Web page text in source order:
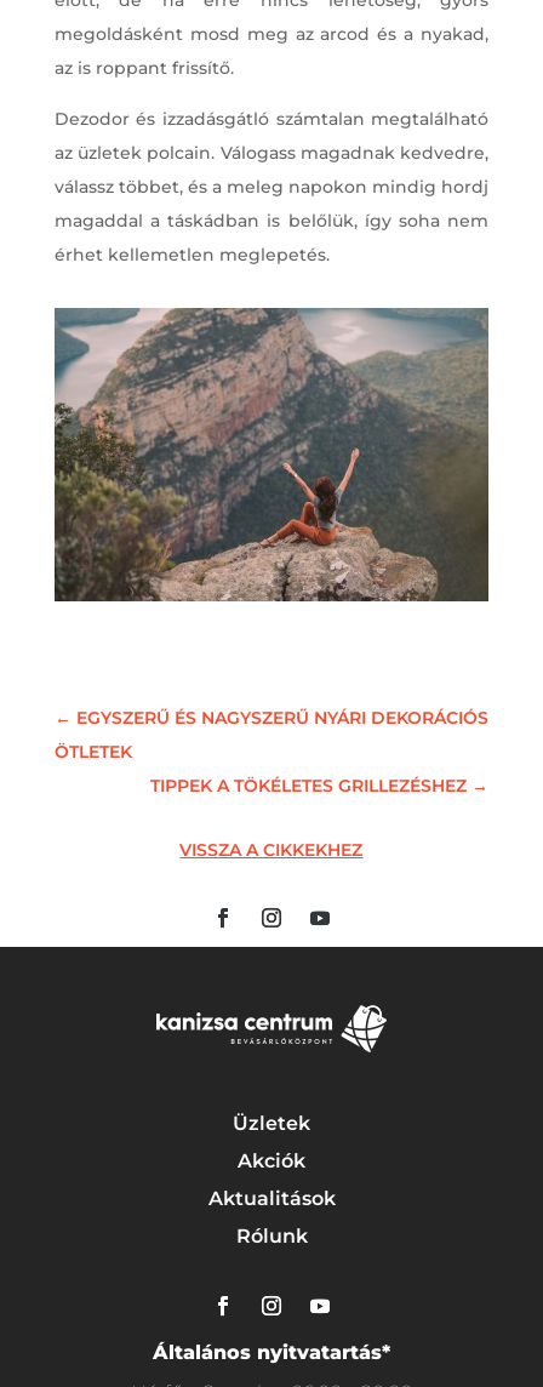
megoldásként mosd meg az arcod és a nyakad,
az is roppant frissítő.
Dezodor és izzadásgátló számtalan megtalálható
az üzletek polcain. Válogass magadnak kedvedre,
válassz többet, és a meleg napokon mindig hordj
magaddal a táskádban is belőlük, így soha nem
érhet kellemetlen meglepetés.
← EGYSZERŰ ÉS NAGYSZERŰ NYÁRI DEKORÁCIÓS
ÖTLETEK
TIPPEK A TÖKÉLETES GRILLEZÉSHEZ →
VISSZA A CIKKEKHEZ
Üzletek
Akciók
Aktualitások
Rólunk
Általános nyitvatartás*